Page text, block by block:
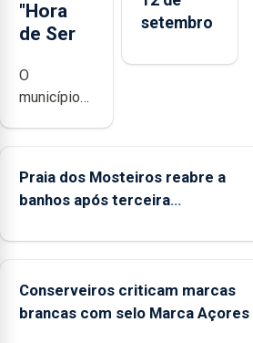
"Hora
de Ser
O
município
o programa
“Hora de
violência
doméstica,
setembro
Praia dos Mosteiros reabre a
banhos após terceira
Conserveiros criticam marcas
brancas com selo Marca Açores